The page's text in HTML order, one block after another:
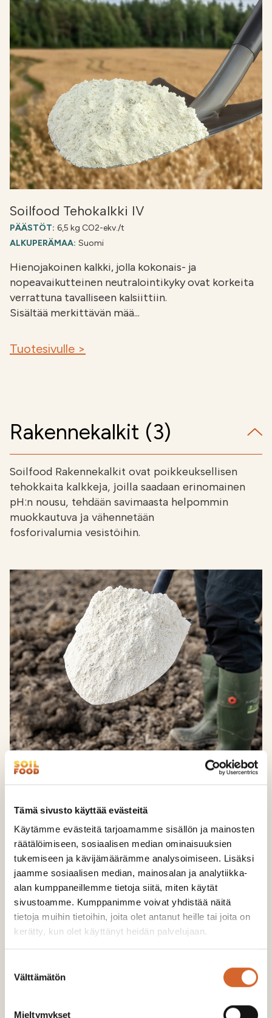
Tämä sivusto käyttää evästeitä
Käytämme evästeitä tarjoamamme sisällön ja mainosten
räätälöimiseen, sosiaalisen median ominaisuuksien
tukemiseen ja kävijämäärämme analysoimiseen. Lisäksi
jaamme sosiaalisen median, mainosalan ja analytiikka-
alan kumppaneillemme tietoja siitä, miten käytät
sivustoamme. Kumppanimme voivat yhdistää näitä
tietoja muihin tietoihin, joita olet antanut heille tai joita on
kerätty, kun olet käyttänyt heidän palvelujaan.
valinta
Välttämätön
Mieltymykset
Soilfood Tehokalkki IV
PÄÄSTÖT: 6,5 kg CO2-ekv./t
ALKUPERÄMAA: Suomi
Hienojakoinen kalkki, jolla kokonais- ja
nopeavaikutteinen neutralointikyky ovat korkeita
verrattuna tavalliseen kalsiittiin.
Sisältää merkittävän mää...
Tuotesivulle >
Rakennekalkit (3)
Soilfood Rakennekalkit ovat poikkeuksellisen
tehokkaita kalkkeja, joilla saadaan erinomainen
pH:n nousu, tehdään savimaasta helpommin
muokkautuva ja vähennetään
fosforivalumia vesistöihin.
Soilfood Rakennekalkki III
ALKUPERÄMAA: Suomi
Tehokas rakennekalkki, jolla on myös tehokas
kalkitusvaikutus! Savimaan parempi mururakenne
tekee maasta helpommin muokkautuvan ja
paremmin vettä läpä...
Tuotesivulle >